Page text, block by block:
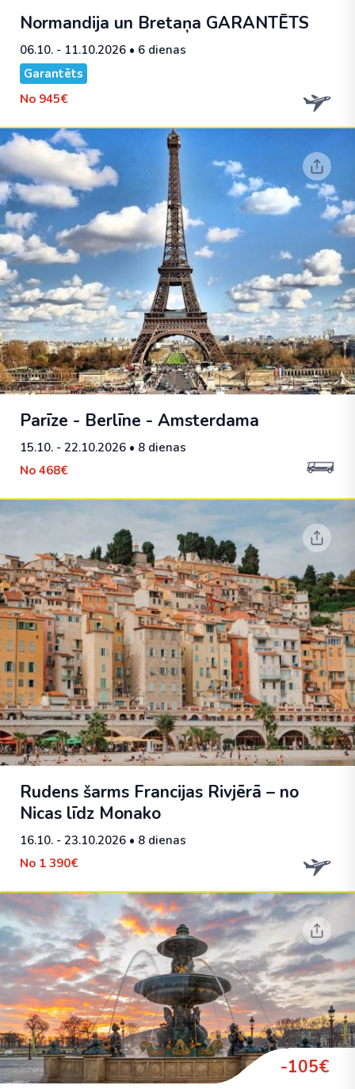
Normandija un Bretaņa GARANTĒTS
06.10. - 11.10.2026 • 6 dienas
Garantēts
No 945€
Parīze - Berlīne - Amsterdama
15.10. - 22.10.2026 • 8 dienas
No 468€
Rudens šarms Francijas Rivjērā – no
Nicas līdz Monako
16.10. - 23.10.2026 • 8 dienas
No 1 390€
-105€